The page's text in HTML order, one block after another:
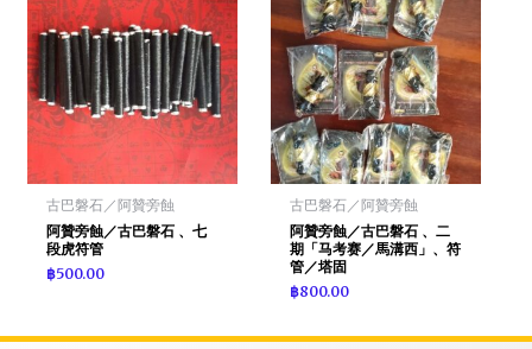
古巴磐石／阿贊旁蝕
阿贊旁蝕／古巴磐石 、七
段虎符管
฿500.00
古巴磐石／阿贊旁蝕
阿贊旁蝕／古巴磐石 、二
期「马考赛／馬溝西」、符
管／塔固
฿800.00